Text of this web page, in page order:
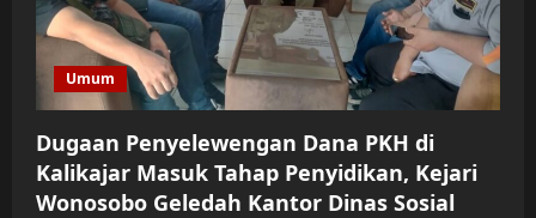
Umum
Dugaan Penyelewengan Dana PKH di
Kalikajar Masuk Tahap Penyidikan, Kejari
Wonosobo Geledah Kantor Dinas Sosial